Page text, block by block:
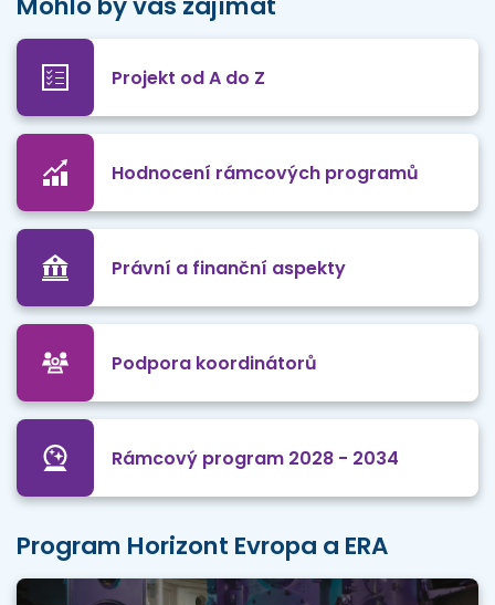
Projekt od A do Z
Hodnocení rámcových programů
Právní a finanční aspekty
Podpora koordinátorů
Rámcový program 2028 - 2034
Program Horizont Evropa a ERA